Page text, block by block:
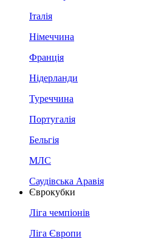
Італія
Німеччина
Франція
Нідерланди
Туреччина
Португалія
Бельгія
МЛС
Саудівська Аравія
Єврокубки
Ліга чемпіонів
Ліга Європи